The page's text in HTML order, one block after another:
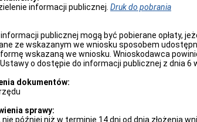
informacji publicznej. Druk do pobrania
publicznej mogą być pobierane opłaty,
ze wskazanym we wniosku sposobem
wskazaną we wniosku. Wnioskodawca
o dostępie do informacji publicznej z dnia 6
dokumentów:
sprawy:
nie później niż w terminie 14 dni od dnia złożenia